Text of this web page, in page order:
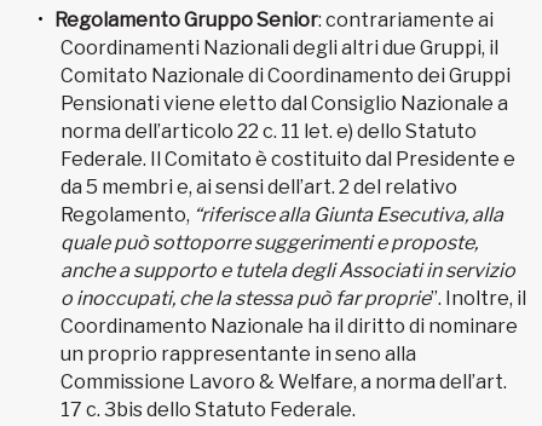
Regolamento Gruppo Senior: contrariamente ai
Coordinamenti Nazionali degli altri due Gruppi, il
Comitato Nazionale di Coordinamento dei Gruppi
Pensionati viene eletto dal Consiglio Nazionale a
norma dell’articolo 22 c. 11 let. e) dello Statuto
Federale. Il Comitato è costituito dal Presidente e
da 5 membri e, ai sensi dell’art. 2 del relativo
Regolamento, “riferisce alla Giunta Esecutiva, alla
quale può sottoporre suggerimenti e proposte,
anche a supporto e tutela degli Associati in servizio
o inoccupati, che la stessa può far proprie”. Inoltre, il
Coordinamento Nazionale ha il diritto di nominare
un proprio rappresentante in seno alla
Commissione Lavoro & Welfare, a norma dell’art.
17 c. 3bis dello Statuto Federale.